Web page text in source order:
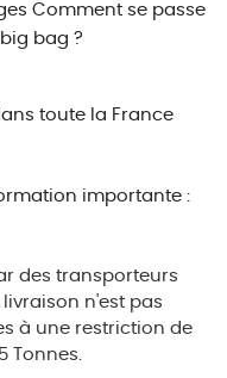
Comment se passe
big bag ?
toute la France
importante :
des transporteurs
n'est pas
à une restriction de
Tonnes.